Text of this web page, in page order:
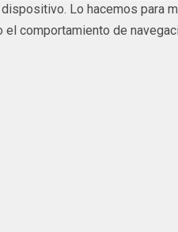
Lo hacemos para
comportamiento de